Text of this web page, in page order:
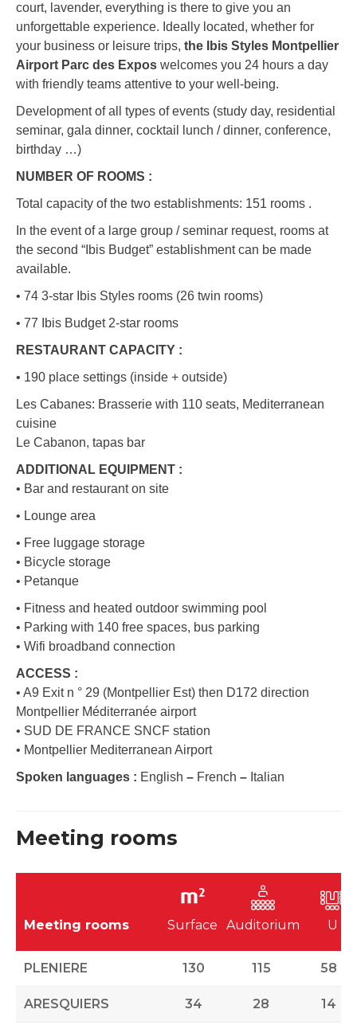
court, lavender, everything is there to give you an
unforgettable experience. Ideally located, whether for
your business or leisure trips, the Ibis Styles Montpellier
Airport Parc des Expos welcomes you 24 hours a day
with friendly teams attentive to your well-being.
Development of all types of events (study day, residential
seminar, gala dinner, cocktail lunch / dinner, conference,
birthday …)
NUMBER OF ROOMS :
Total capacity of the two establishments: 151 rooms .
In the event of a large group / seminar request, rooms at
the second “Ibis Budget” establishment can be made
available.
• 74 3-star Ibis Styles rooms (26 twin rooms)
• 77 Ibis Budget 2-star rooms
RESTAURANT CAPACITY :
• 190 place settings (inside + outside)
Les Cabanes: Brasserie with 110 seats, Mediterranean
cuisine
Le Cabanon, tapas bar
ADDITIONAL EQUIPMENT :
• Bar and restaurant on site
• Lounge area
• Free luggage storage
• Bicycle storage
• Petanque
• Fitness and heated outdoor swimming pool
• Parking with 140 free spaces, bus parking
• Wifi broadband connection
ACCESS :
• A9 Exit n ° 29 (Montpellier Est) then D172 direction
Montpellier Méditerranée airport
• SUD DE FRANCE SNCF station
• Montpellier Mediterranean Airport
Spoken languages : English – French – Italian
Meeting rooms
Meeting rooms Surface Auditorium U
PLENIERE 130 115 58
ARESQUIERS 34 28 14